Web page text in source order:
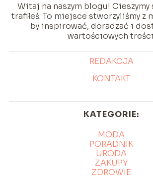
Witaj na naszym blogu! Cieszymy
trafiłeś. To miejsce stworzyliśmy z
by inspirować, doradzać i
wartościowych
REDAKCJA
KONTAKT
KATEGORIE:
MODA
PORADNIK
URODA
ZAKUPY
ZDROWIE